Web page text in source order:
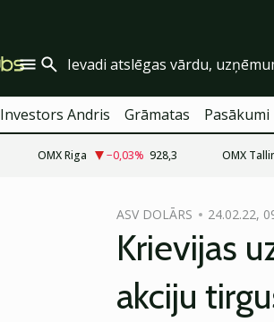
Investors Andris Grāmatas Pasākumi
OMX Riga −0,03% 928,3 OMX
ASV DOLĀRS 24.02.22,
Krievijas
akciju